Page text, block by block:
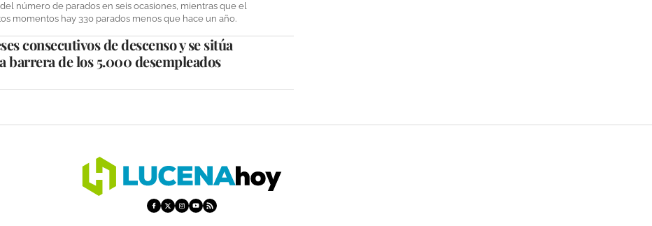
número de parados en seis ocasiones, mientras que el
momentos hay 330 parados menos que hace un año.
consecutivos de descenso y se sitúa
barrera de los 5.000 desempleados